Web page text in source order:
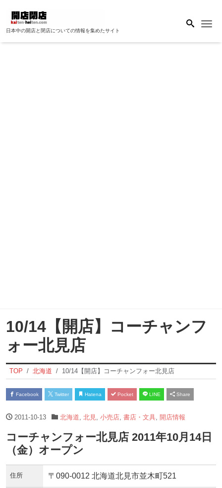
日本中の開店と閉店についての情報を集めたサイト
10/14【開店】コーチャンフ
ォー北見店
TOP 北海道 10/14【開店】コーチャンフォー北見店
Facebook Twitter Hatena Pocket LINE Share
2011-10-13 北海道 北見 小売店, 書店・文具, 開店情報
コーチャンフォー北見店 2011年10月14日
（金）オープン
住所 〒090-0012 北海道北見市並木町521